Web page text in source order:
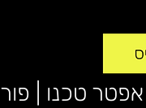
טכנו | פורים